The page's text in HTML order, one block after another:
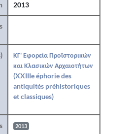
2013
ΚΓ' Εφορεία Προϊστορικών
και Κλασικών Αρχαιοτήτων
(XXIIIe éphorie des
antiquités préhistoriques
et classiques)
2013